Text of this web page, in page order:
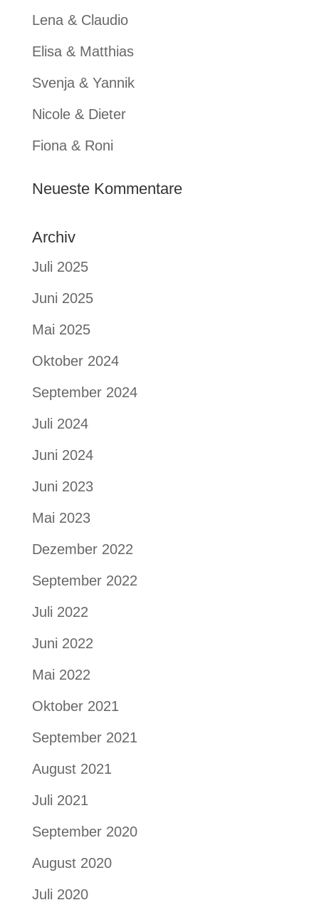
Lena & Claudio
Elisa & Matthias
Svenja & Yannik
Nicole & Dieter
Fiona & Roni
Neueste Kommentare
Archiv
Juli 2025
Juni 2025
Mai 2025
Oktober 2024
September 2024
Juli 2024
Juni 2024
Juni 2023
Mai 2023
Dezember 2022
September 2022
Juli 2022
Juni 2022
Mai 2022
Oktober 2021
September 2021
August 2021
Juli 2021
September 2020
August 2020
Juli 2020